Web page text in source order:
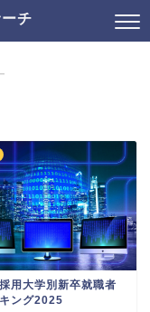
チ
用大学別新卒就職者
ング2025